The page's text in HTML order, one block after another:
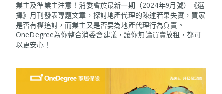
業主及準業主注意！消委會於最新一期（2024年9月號）《選
擇》月刊發表專題文章，探討地產代理的陳述若果失實，買家
是否有權追討，而業主又是否要為地產代理行為負責。
OneDegree為你整合消委會建議，讓你無論買賣放租，都可
以更安心！